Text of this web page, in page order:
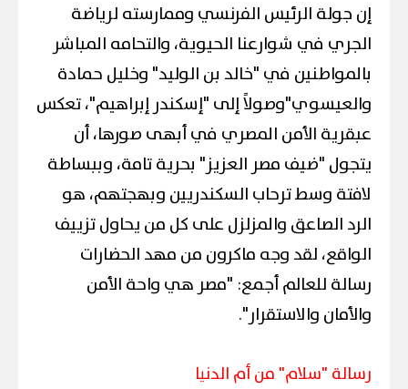
إن جولة الرئيس الفرنسي وممارسته لرياضة
الجري في شوارعنا الحيوية، والتحامه المباشر
بالمواطنين في "خالد بن الوليد" وخليل حمادة
والعيسوي"وصولاً إلى "إسكندر إبراهيم"، تعكس
عبقرية الأمن المصري في أبهى صورها، أن
يتجول "ضيف مصر العزيز" بحرية تامة، وببساطة
لافتة وسط ترحاب السكندريين وبهجتهم، هو
الرد الصاعق والمزلزل على كل من يحاول تزييف
الواقع، لقد وجه ماكرون من مهد الحضارات
رسالة للعالم أجمع: "مصر هي واحة الأمن
والأمان والاستقرار".
رسالة "سلام" من أم الدنيا